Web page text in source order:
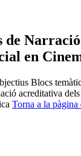
de
en
Blocs
acreditativa dels
Torna a la pàgina